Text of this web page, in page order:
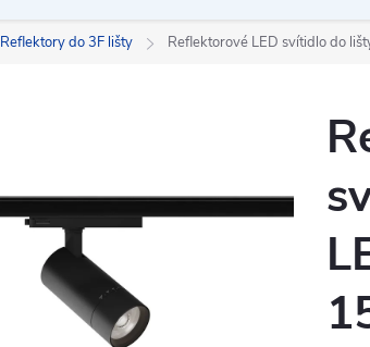
Reflektory do 3F lišty Reflektorové LED svítidlo do